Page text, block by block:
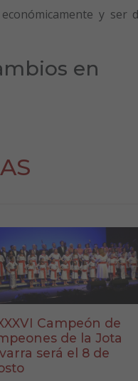
y ser
en
Campeón de
de la Jota
será el 8 de